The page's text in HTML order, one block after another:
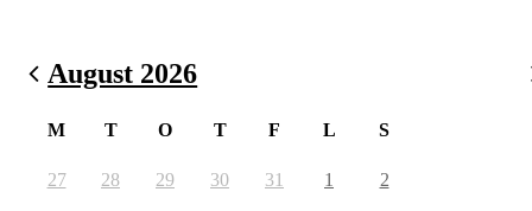
August 2026
M T O T F L S
27 28 29 30 31 1 2